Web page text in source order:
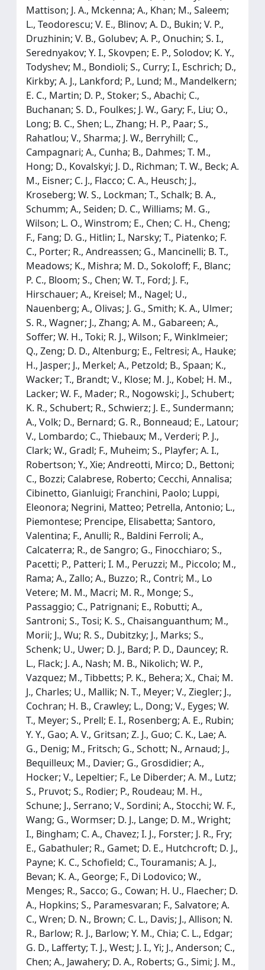
Mattison; J. A., Mckenna; A., Khan; M., Saleem;
L., Teodorescu; V. E., Blinov; A. D., Bukin; V. P.,
Druzhinin; V. B., Golubev; A. P., Onuchin; S. I.,
Serednyakov; Y. I., Skovpen; E. P., Solodov; K. Y.,
Todyshev; M., Bondioli; S., Curry; I., Eschrich; D.,
Kirkby; A. J., Lankford; P., Lund; M., Mandelkern;
E. C., Martin; D. P., Stoker; S., Abachi; C.,
Buchanan; S. D., Foulkes; J. W., Gary; F., Liu; O.,
Long; B. C., Shen; L., Zhang; H. P., Paar; S.,
Rahatlou; V., Sharma; J. W., Berryhill; C.,
Campagnari; A., Cunha; B., Dahmes; T. M.,
Hong; D., Kovalskyi; J. D., Richman; T. W., Beck; A.
M., Eisner; C. J., Flacco; C. A., Heusch; J.,
Kroseberg; W. S., Lockman; T., Schalk; B. A.,
Schumm; A., Seiden; D. C., Williams; M. G.,
Wilson; L. O., Winstrom; E., Chen; C. H., Cheng;
F., Fang; D. G., Hitlin; I., Narsky; T., Piatenko; F.
C., Porter; R., Andreassen; G., Mancinelli; B. T.,
Meadows; K., Mishra; M. D., Sokoloff; F., Blanc;
P. C., Bloom; S., Chen; W. T., Ford; J. F.,
Hirschauer; A., Kreisel; M., Nagel; U.,
Nauenberg; A., Olivas; J. G., Smith; K. A., Ulmer;
S. R., Wagner; J., Zhang; A. M., Gabareen; A.,
Soffer; W. H., Toki; R. J., Wilson; F., Winklmeier;
Q., Zeng; D. D., Altenburg; E., Feltresi; A., Hauke;
H., Jasper; J., Merkel; A., Petzold; B., Spaan; K.,
Wacker; T., Brandt; V., Klose; M. J., Kobel; H. M.,
Lacker; W. F., Mader; R., Nogowski; J., Schubert;
K. R., Schubert; R., Schwierz; J. E., Sundermann;
A., Volk; D., Bernard; G. R., Bonneaud; E., Latour;
V., Lombardo; C., Thiebaux; M., Verderi; P. J.,
Clark; W., Gradl; F., Muheim; S., Playfer; A. I.,
Robertson; Y., Xie; Andreotti, Mirco; D., Bettoni;
C., Bozzi; Calabrese, Roberto; Cecchi, Annalisa;
Cibinetto, Gianluigi; Franchini, Paolo; Luppi,
Eleonora; Negrini, Matteo; Petrella, Antonio; L.,
Piemontese; Prencipe, Elisabetta; Santoro,
Valentina; F., Anulli; R., Baldini Ferroli; A.,
Calcaterra; R., de Sangro; G., Finocchiaro; S.,
Pacetti; P., Patteri; I. M., Peruzzi; M., Piccolo; M.,
Rama; A., Zallo; A., Buzzo; R., Contri; M., Lo
Vetere; M. M., Macri; M. R., Monge; S.,
Passaggio; C., Patrignani; E., Robutti; A.,
Santroni; S., Tosi; K. S., Chaisanguanthum; M.,
Morii; J., Wu; R. S., Dubitzky; J., Marks; S.,
Schenk; U., Uwer; D. J., Bard; P. D., Dauncey; R.
L., Flack; J. A., Nash; M. B., Nikolich; W. P.,
Vazquez; M., Tibbetts; P. K., Behera; X., Chai; M.
J., Charles; U., Mallik; N. T., Meyer; V., Ziegler; J.,
Cochran; H. B., Crawley; L., Dong; V., Eyges; W.
T., Meyer; S., Prell; E. I., Rosenberg; A. E., Rubin;
Y. Y., Gao; A. V., Gritsan; Z. J., Guo; C. K., Lae; A.
G., Denig; M., Fritsch; G., Schott; N., Arnaud; J.,
Bequilleux; M., Davier; G., Grosdidier; A.,
Hocker; V., Lepeltier; F., Le Diberder; A. M., Lutz;
S., Pruvot; S., Rodier; P., Roudeau; M. H.,
Schune; J., Serrano; V., Sordini; A., Stocchi; W. F.,
Wang; G., Wormser; D. J., Lange; D. M., Wright;
I., Bingham; C. A., Chavez; I. J., Forster; J. R., Fry;
E., Gabathuler; R., Gamet; D. E., Hutchcroft; D. J.,
Payne; K. C., Schofield; C., Touramanis; A. J.,
Bevan; K. A., George; F., Di Lodovico; W.,
Menges; R., Sacco; G., Cowan; H. U., Flaecher; D.
A., Hopkins; S., Paramesvaran; F., Salvatore; A.
C., Wren; D. N., Brown; C. L., Davis; J., Allison; N.
R., Barlow; R. J., Barlow; Y. M., Chia; C. L., Edgar;
G. D., Lafferty; T. J., West; J. I., Yi; J., Anderson; C.,
Chen; A., Jawahery; D. A., Roberts; G., Simi; J. M.,